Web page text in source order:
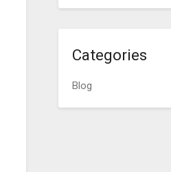
Categories
Blog